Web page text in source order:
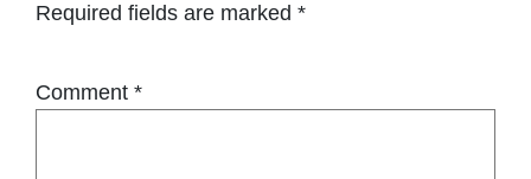
Required fields are marked *
Comment *